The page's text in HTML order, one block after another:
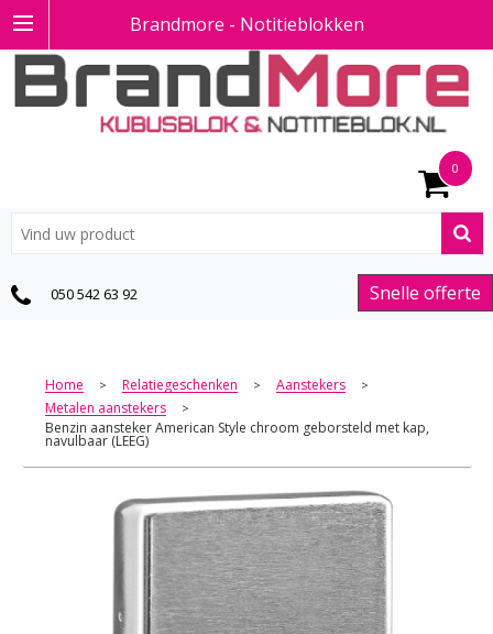
Brandmore - Notitieblokken
0
Snelle offerte
050 542 63 92
Home > Relatiegeschenken > Aanstekers >
Metalen aanstekers >
Benzin aansteker American Style chroom geborsteld met kap,
navulbaar (LEEG)